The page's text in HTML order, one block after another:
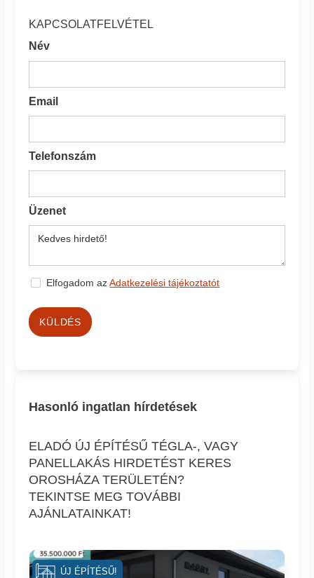
KAPCSOLATFELVÉTEL
Név
Email
Telefonszám
Üzenet
Elfogadom azAdatkezelési tájékoztatót
KÜLDÉS
Hasonló ingatlan hírdetések
ELADÓ ÚJ ÉPÍTÉSŰ TÉGLA-, VAGY
PANELLAKÁS HIRDETÉST KERES
OROSHÁZA TERÜLETÉN?
TEKINTSE MEG TOVÁBBI
AJÁNLATAINKAT!
ÚJ ÉPÍTÉSŰ!